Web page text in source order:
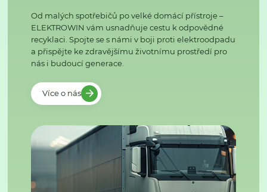
Od malých spotřebičů po velké domácí přístroje –
ELEKTROWIN vám usnadňuje cestu k odpovědné
recyklaci. Spojte se s námi v boji proti elektroodpadu
a přispějte ke zdravějšímu životnímu prostředí pro
nás i budoucí generace.
Více o nás